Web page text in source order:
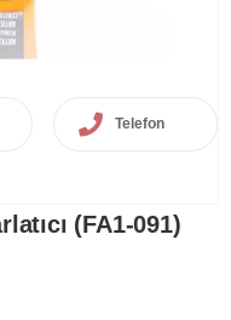
Telefon
(FA1-091)